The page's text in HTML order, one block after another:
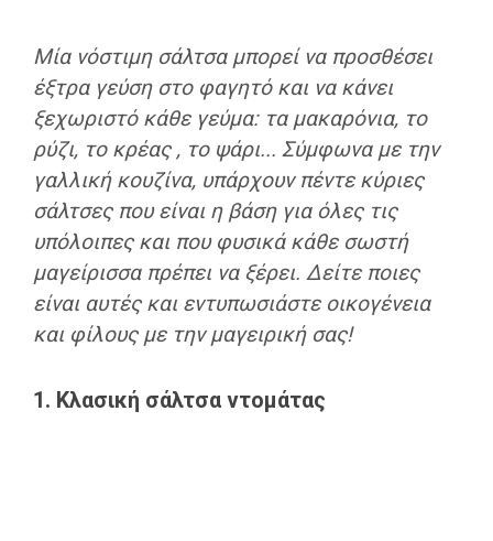
Μία νόστιμη σάλτσα μπορεί να προσθέσει
έξτρα γεύση στο φαγητό και να κάνει
ξεχωριστό κάθε γεύμα: τα μακαρόνια, το
ρύζι, το κρέας , το ψάρι... Σύμφωνα με την
γαλλική κουζίνα, υπάρχουν πέντε κύριες
σάλτσες που είναι η βάση για όλες τις
υπόλοιπες και που φυσικά κάθε σωστή
μαγείρισσα πρέπει να ξέρει. Δείτε ποιες
είναι αυτές και εντυπωσιάστε οικογένεια
και φίλους με την μαγειρική σας!
1. Κλασική σάλτσα ντομάτας